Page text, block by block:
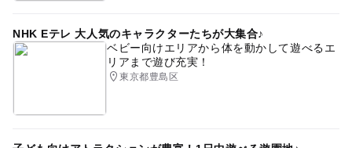
NHK Eテレ 大人気のキャラクターたちが大集合♪
ベビー向けエリアから体を動かして遊べるエ
リアまで遊び充実！
東京都豊島区